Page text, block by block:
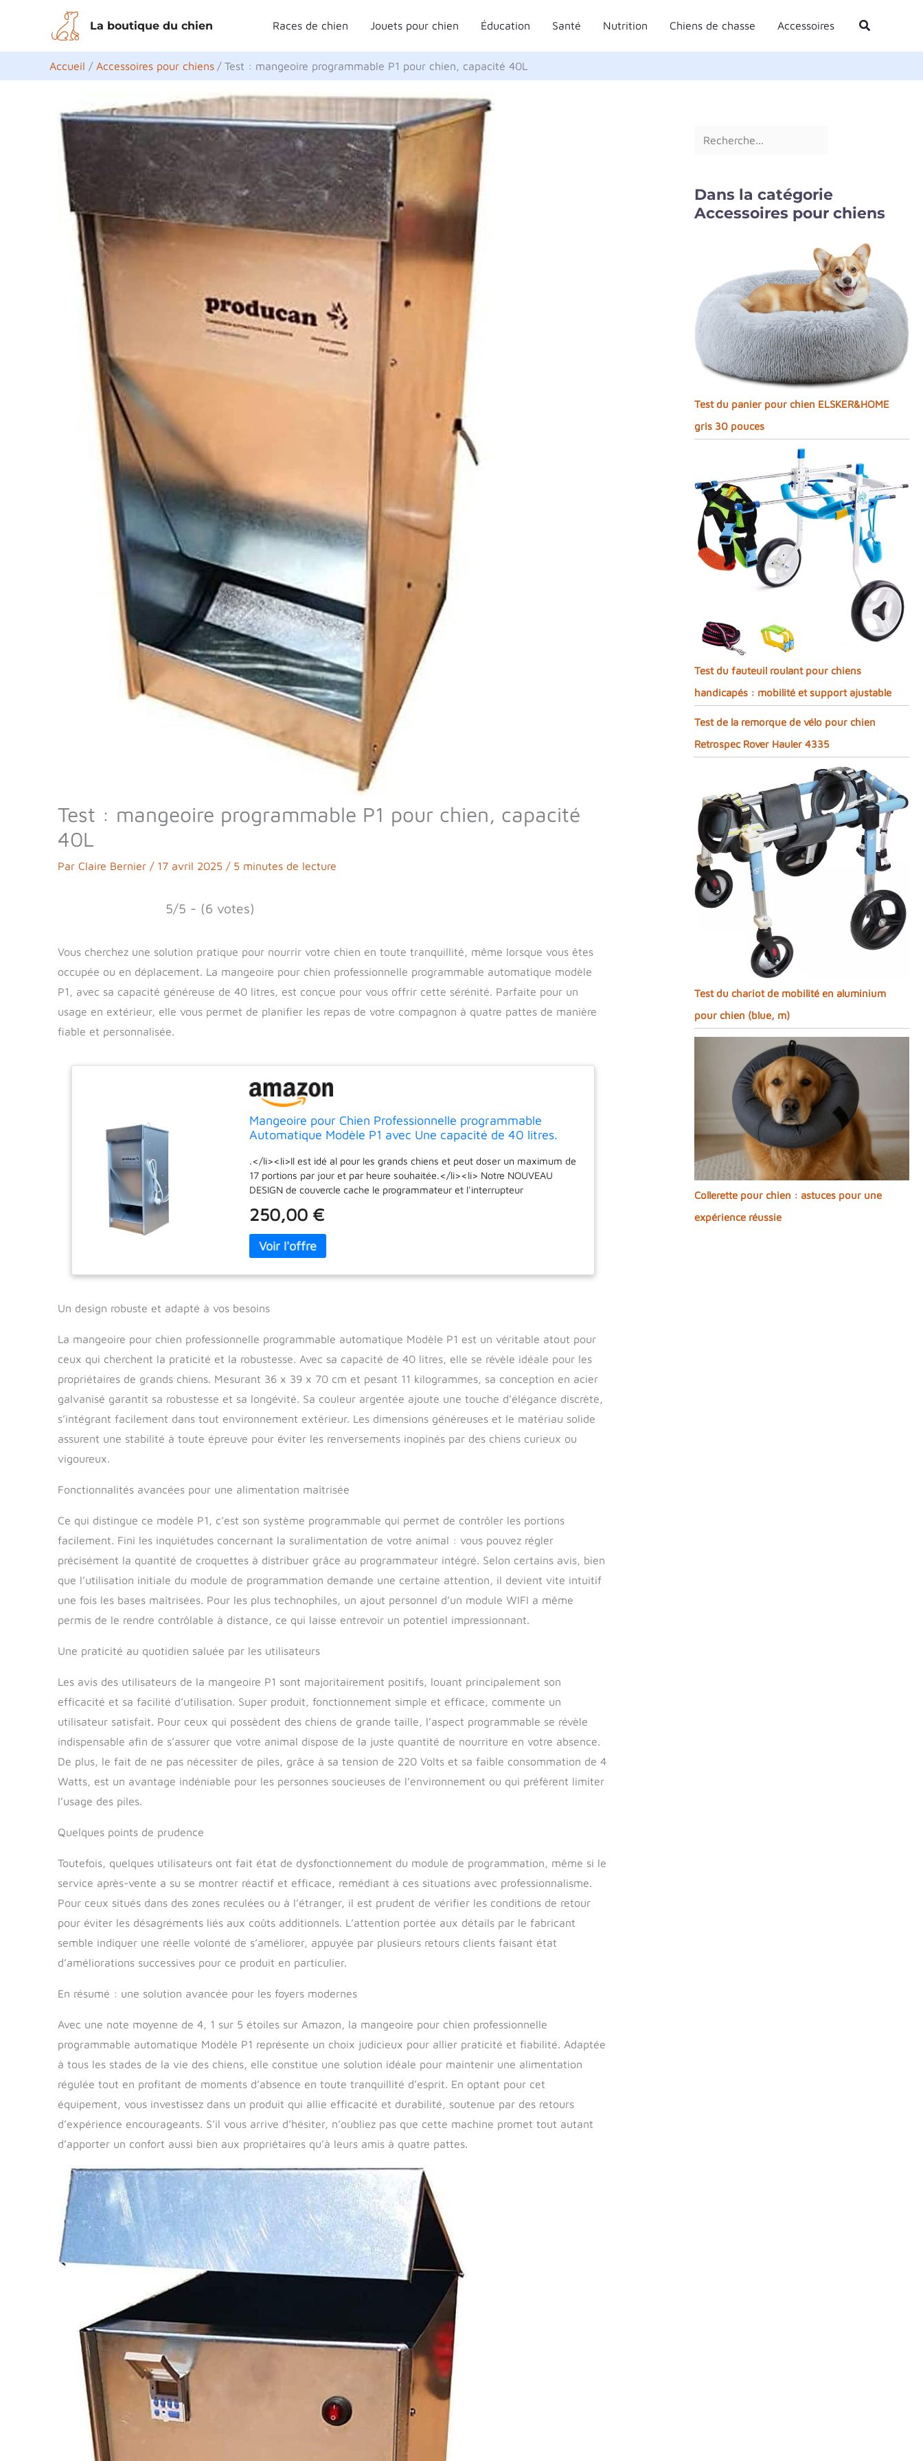
contenu
La boutique du chien Races de chien Jouets pour chien Éducation Santé Nutrition Chiens de chasse Accessoires Rechercher
Accueil Accessoires pour chiens Test : mangeoire programmable P1 pour chien, capacité 40L
Test : mangeoire programmable P1 pour chien, capacité
40L
Par Claire Bernier / 17 avril 2025 / 5 minutes de lecture
5/5 - (6 votes)
Vous cherchez une solution pratique pour nourrir votre chien en toute tranquillité, même lorsque vous êtes
occupée ou en déplacement. La mangeoire pour chien professionnelle programmable automatique modèle
P1, avec sa capacité généreuse de 40 litres, est conçue pour vous offrir cette sérénité. Parfaite pour un
usage en extérieur, elle vous permet de planifier les repas de votre compagnon à quatre pattes de manière
fiable et personnalisée.
Mangeoire pour Chien Professionnelle programmable
Automatique Modèle P1 avec Une capacité de 40 litres.
.</li><li>Il est idé al pour les grands chiens et peut doser un maximum de
17 portions par jour et par heure souhaitée.</li><li> Notre NOUVEAU
DESIGN de ​​couvercle cache le programmateur et l'interrupteur
garanti 2 ans.</li><li> Mesures ; 30x34x70cm Poids : 11 kilos</li>
<li>Fabrication NATIONALE. </li><li>Informations sur : www,comederos-
automaticos-producan.es</li> .</li><li> vente directe avec des offres du
web: www.comederos-automaticos-producan.es
250,00 €
Un design robuste et adapté à vos besoins
La mangeoire pour chien professionnelle programmable automatique Modèle P1 est un véritable atout pour
ceux qui cherchent la praticité et la robustesse. Avec sa capacité de 40 litres, elle se révèle idéale pour les
propriétaires de grands chiens. Mesurant 36 x 39 x 70 cm et pesant 11 kilogrammes, sa conception en acier
galvanisé garantit sa robustesse et sa longévité. Sa couleur argentée ajoute une touche d’élégance discrète,
s’intégrant facilement dans tout environnement extérieur. Les dimensions généreuses et le matériau solide
assurent une stabilité à toute épreuve pour éviter les renversements inopinés par des chiens curieux ou
vigoureux.
Fonctionnalités avancées pour une alimentation maîtrisée
Ce qui distingue ce modèle P1, c’est son système programmable qui permet de contrôler les portions
facilement. Fini les inquiétudes concernant la suralimentation de votre animal : vous pouvez régler
précisément la quantité de croquettes à distribuer grâce au programmateur intégré. Selon certains avis, bien
que l’utilisation initiale du module de programmation demande une certaine attention, il devient vite intuitif
une fois les bases maîtrisées. Pour les plus technophiles, un ajout personnel d’un module WIFI a même
permis de le rendre contrôlable à distance, ce qui laisse entrevoir un potentiel impressionnant.
Une praticité au quotidien saluée par les utilisateurs
Les avis des utilisateurs de la mangeoire P1 sont majoritairement positifs, louant principalement son
efficacité et sa facilité d’utilisation. Super produit, fonctionnement simple et efficace, commente un
utilisateur satisfait. Pour ceux qui possèdent des chiens de grande taille, l’aspect programmable se révèle
indispensable afin de s’assurer que votre animal dispose de la juste quantité de nourriture en votre absence.
De plus, le fait de ne pas nécessiter de piles, grâce à sa tension de 220 Volts et sa faible consommation de 4
Watts, est un avantage indéniable pour les personnes soucieuses de l’environnement ou qui préfèrent limiter
l’usage des piles.
Quelques points de prudence
Toutefois, quelques utilisateurs ont fait état de dysfonctionnement du module de programmation, même si le
service après-vente a su se montrer réactif et efficace, remédiant à ces situations avec professionnalisme.
Pour ceux situés dans des zones reculées ou à l’étranger, il est prudent de vérifier les conditions de retour
pour éviter les désagréments liés aux coûts additionnels. L’attention portée aux détails par le fabricant
semble indiquer une réelle volonté de s’améliorer, appuyée par plusieurs retours clients faisant état
d’améliorations successives pour ce produit en particulier.
En résumé : une solution avancée pour les foyers modernes
Avec une note moyenne de 4, 1 sur 5 étoiles sur Amazon, la mangeoire pour chien professionnelle
programmable automatique Modèle P1 représente un choix judicieux pour allier praticité et fiabilité. Adaptée
à tous les stades de la vie des chiens, elle constitue une solution idéale pour maintenir une alimentation
régulée tout en profitant de moments d’absence en toute tranquillité d’esprit. En optant pour cet
équipement, vous investissez dans un produit qui allie efficacité et durabilité, soutenue par des retours
d’expérience encourageants. S’il vous arrive d’hésiter, n’oubliez pas que cette machine promet tout autant
d’apporter un confort aussi bien aux propriétaires qu’à leurs amis à quatre pattes.
e
c
e
r
Dans la catégorie
Accessoires pour chiens
Test du panier pour chien ELSKER&HOME
gris 30 pouces
Test du fauteuil roulant pour chiens
handicapés : mobilité et support ajustable
Test de la remorque de vélo pour chien
Retrospec Rover Hauler 4335
Test du chariot de mobilité en aluminium
pour chien (blue, m)
Collerette pour chien : astuces pour une
expérience réussie